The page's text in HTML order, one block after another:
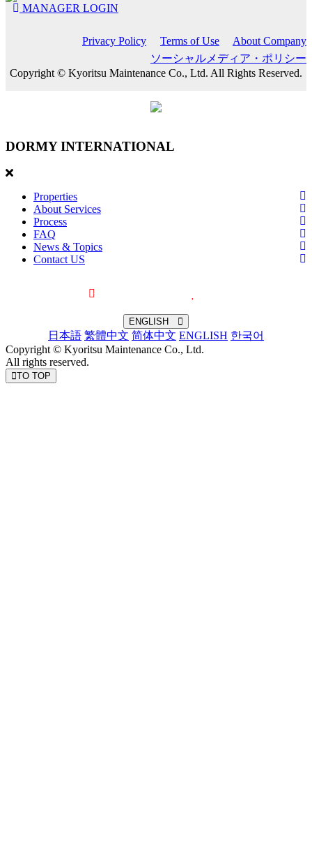
MANAGER LOGIN
Privacy Policy Terms of Use
About Company
ソーシャルメディア・ポリシー
Copyright © Kyoritsu Maintenance Co., Ltd. All Rights Reserved.
DORMY INTERNATIONAL
Properties
About Services
Process
FAQ
News & Topics
Contact US
ENGLISH
日本語 繁體中文 简体中文 ENGLISH 한국어
Copyright © Kyoritsu Maintenance Co., Ltd.
All rights reserved.
TO TOP